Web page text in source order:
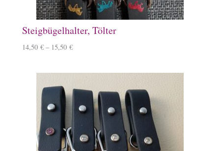
Steigbügelhalter, Tölter
14,50 € – 15,50 €